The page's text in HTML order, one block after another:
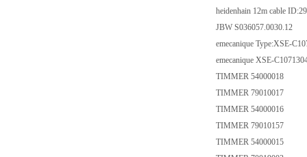
heidenhain 12m cable
JBW
emecanique
emecanique XSE-
TIMMER
TIMMER
TIMMER
TIMMER
TIMMER